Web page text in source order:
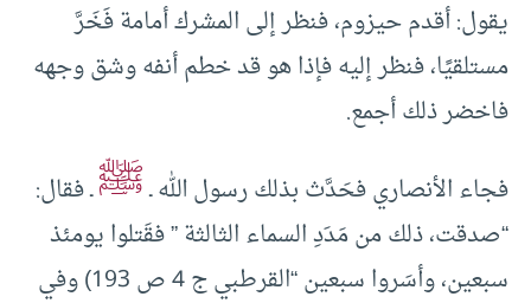
يقول: أقدم حيزوم، فنظر إلى المشرك أمامة فَخَرَّ
مستلقيًا، فنظر إليه فإذا هو قد خطم أنفه وشق وجهه
فاخضر ذلك أجمع.
فجاء الأنصاري فحَدَّث بذلك رسول الله ـﷺـ فقال:
“صدقت، ذلك من مَدَدِ السماء الثالثة ” فقَتلوا يومئذ
سبعين، وأسَروا سبعين “القرطبي ج 4 ص 193) وفي